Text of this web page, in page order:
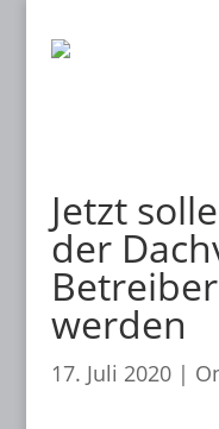
Jetzt
der
werden
17. Juli 2020|